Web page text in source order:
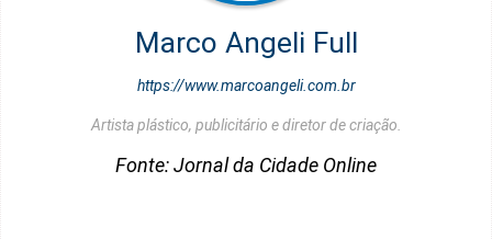
Marco Angeli Full
https://www.marcoangeli.com.br
Artista plástico, publicitário e diretor de criação.
Fonte: Jornal da Cidade Online